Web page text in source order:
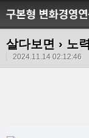
살다보면 › 노
2024.11.14 02:12:46